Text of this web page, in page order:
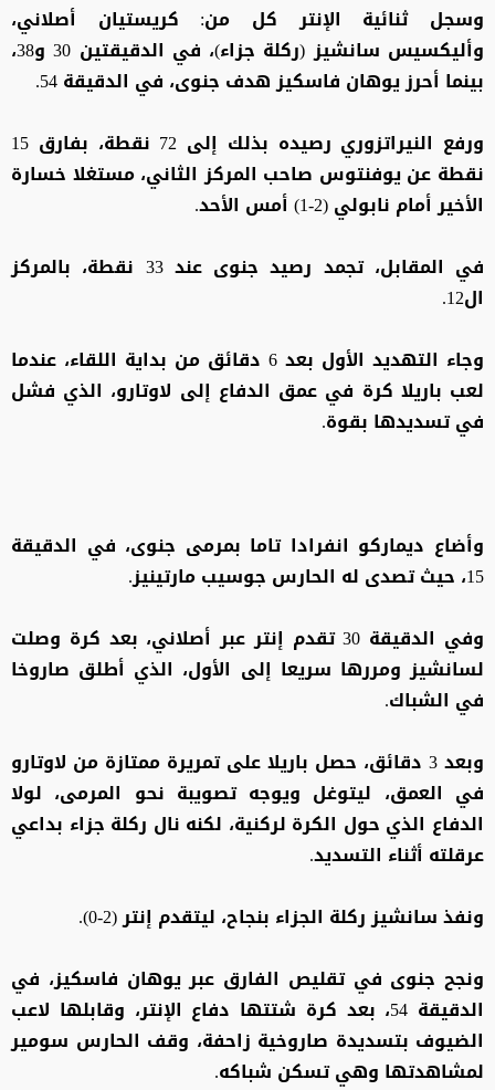
وسجل ثنائية الإنتر كل من: كريستيان أصلاني،
وأليكسيس سانشيز (ركلة جزاء)، في الدقيقتين 30 و38،
بينما أحرز يوهان فاسكيز هدف جنوى، في الدقيقة 54.
ورفع النيراتزوري رصيده بذلك إلى 72 نقطة، بفارق 15
نقطة عن يوفنتوس صاحب المركز الثاني، مستغلا خسارة
الأخير أمام نابولي (2-1) أمس الأحد.
في المقابل، تجمد رصيد جنوى عند 33 نقطة، بالمركز
ال12.
وجاء التهديد الأول بعد 6 دقائق من بداية اللقاء، عندما
لعب باريلا كرة في عمق الدفاع إلى لاوتارو، الذي فشل
في تسديدها بقوة.
وأضاع ديماركو انفرادا تاما بمرمى جنوى، في الدقيقة
15، حيث تصدى له الحارس جوسيب مارتينيز.
وفي الدقيقة 30 تقدم إنتر عبر أصلاني، بعد كرة وصلت
لسانشيز ومررها سريعا إلى الأول، الذي أطلق صاروخا
في الشباك.
وبعد 3 دقائق، حصل باريلا على تمريرة ممتازة من لاوتارو
في العمق، ليتوغل ويوجه تصويبة نحو المرمى، لولا
الدفاع الذي حول الكرة لركنية، لكنه نال ركلة جزاء بداعي
عرقلته أثناء التسديد.
ونفذ سانشيز ركلة الجزاء بنجاح، ليتقدم إنتر (2-0).
ونجح جنوى في تقليص الفارق عبر يوهان فاسكيز، في
الدقيقة 54، بعد كرة شتتها دفاع الإنتر، وقابلها لاعب
الضيوف بتسديدة صاروخية زاحفة، وقف الحارس سومير
لمشاهدتها وهي تسكن شباكه.